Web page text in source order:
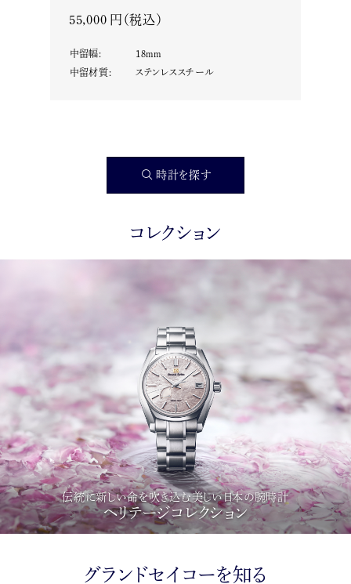
55,000 円（税込）
中留幅: 18mm
中留材質: ステンレススチール
時計を探す
コレクション
伝統に新しい命を吹き込む美しい日本の腕時計
ヘリテージコレクション
グランドセイコーを知る